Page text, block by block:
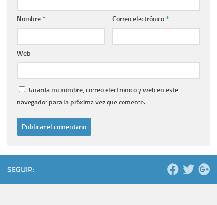
Nombre* Correo electrónico*
Web
Guarda mi nombre, correo electrónico y web en este
navegador para la próxima vez que comente.
SEGUIR: